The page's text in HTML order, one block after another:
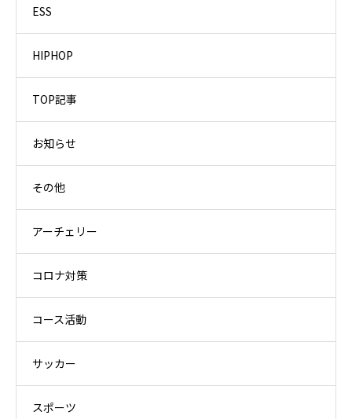
ESS
HIPHOP
TOP記事
お知らせ
その他
アーチェリー
コロナ対策
コース活動
サッカー
スポーツ